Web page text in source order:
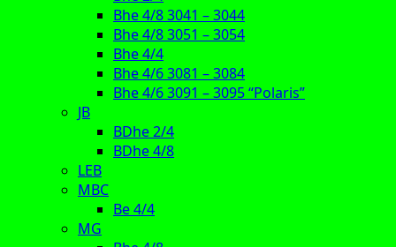
Bhe 4/8 3041 – 3044
Bhe 4/8 3051 – 3054
Bhe 4/4
Bhe 4/6 3081 – 3084
Bhe 4/6 3091 – 3095 “Polaris”
JB
BDhe 2/4
BDhe 4/8
LEB
MBC
Be 4/4
MG